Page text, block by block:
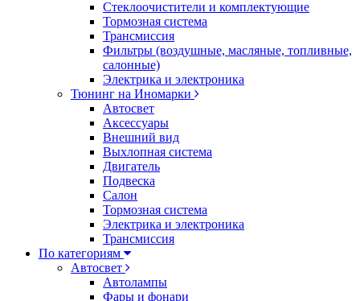
Стеклоочистители и комплектующие
Тормозная система
Трансмиссия
Фильтры (воздушные, масляные, топливные,
салонные)
Электрика и электроника
Тюнинг на Иномарки
Автосвет
Аксессуары
Внешний вид
Выхлопная система
Двигатель
Подвеска
Салон
Тормозная система
Электрика и электроника
Трансмиссия
По категориям
Автосвет
Автолампы
Фары и фонари